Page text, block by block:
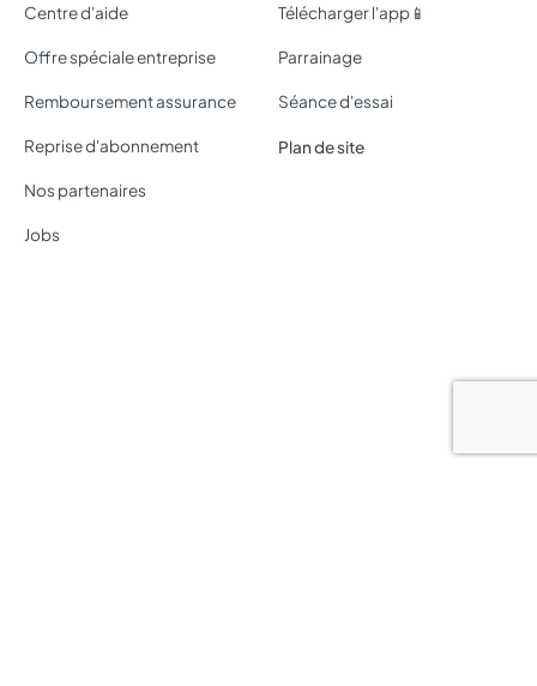
Centre d'aide
Offre spéciale entreprise
Remboursement assurance
Reprise d'abonnement
Nos partenaires
Jobs
Télécharger l'app📱
Parrainage
Séance d'essai
Plan de site